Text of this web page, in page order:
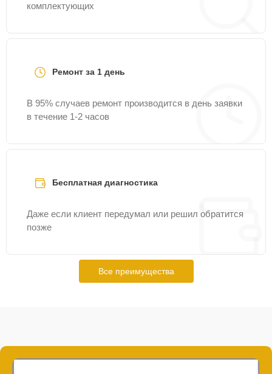
комплектующих
Ремонт за 1 день
В 95% случаев ремонт производится в день заявки
в течение 1-2 часов
Бесплатная диагностика
Даже если клиент передумал или решил обратится
позже
Все преимущества